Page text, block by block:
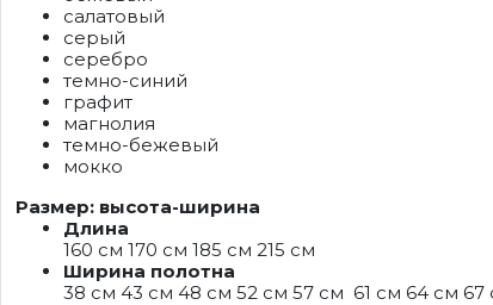
салатовый
серый
серебро
темно-синий
графит
магнолия
темно-бежевый
мокко
Размер: высота-ширина
Длина
160 см 170 см 185 см 215 см
Ширина полотна
38 см 43 см 48 см 52 см 57 см 61 см 64 см 67